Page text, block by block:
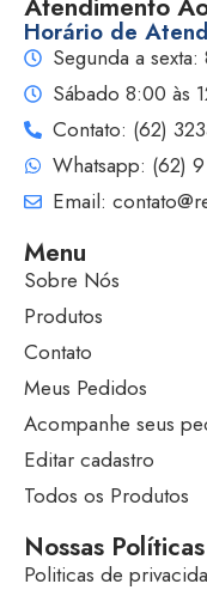
Atendimento
Horário de
Segunda a
Sábado 8:00 às
Contato: (62)
Whatsapp: (62)
Email:
Menu
Sobre Nós
Produtos
Contato
Meus Pedidos
Acompanhe seus
Editar cadastro
Todos os Produtos
Nossas Políticas
Politicas de